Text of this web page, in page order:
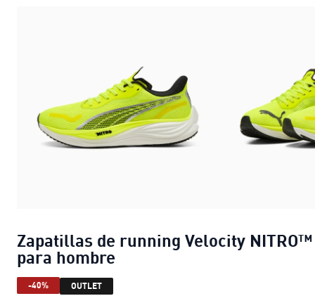
Zapatillas de running Velocity
para hombre
-40% OUTLET